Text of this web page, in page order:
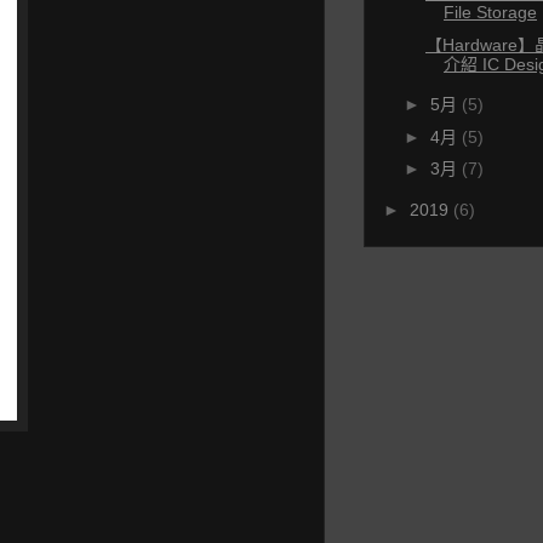
File Storage
【Hardware
介紹 IC
► 5月 (5)
► 4月 (5)
► 3月 (7)
► 2019 (6)